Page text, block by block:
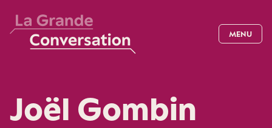
MENU
Joël Gombin